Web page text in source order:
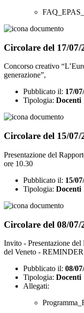
Circolare del 17/07/
Concorso creativo
generazione”,
Pubblicato il: 17/
Tipologia: Docenti
Circolare del 15/07/
Presentazione del
ore 10.30
Pubblicato il: 15/
Tipologia: Docenti
Circolare del 08/07/
Invito - Presentazione
del Veneto - REMINDER
Pubblicato il: 08/
Tipologia: Docenti
Allegati: